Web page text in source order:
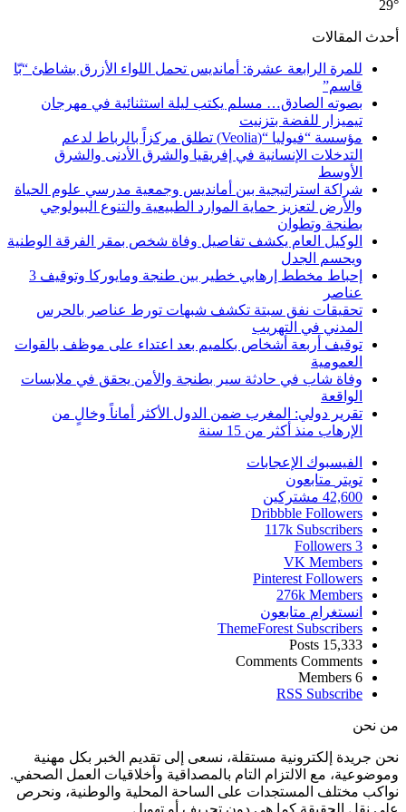
29°
أحدث المقالات
للمرة الرابعة عشرة: أمانديس تحمل اللواء الأزرق بشاطئ “بّا
قاسم”
بصوته الصادق… مسلم يكتب ليلة استثنائية في مهرجان
تيميزار للفضة بتزنيت
مؤسسة “فيوليا “(Veolia) تطلق مركزاً بالرباط لدعم
التدخلات الإنسانية في إفريقيا والشرق الأدنى والشرق
الأوسط
شراكة استراتيجية بين أمانديس وجمعية مدرسي علوم الحياة
والأرض لتعزيز حماية الموارد الطبيعية والتنوع البيولوجي
بطنجة وتطوان
الوكيل العام يكشف تفاصيل وفاة شخص بمقر الفرقة الوطنية
ويحسم الجدل
إحباط مخطط إرهابي خطير بين طنجة ومايوركا وتوقيف 3
عناصر
تحقيقات نفق سبتة تكشف شبهات تورط عناصر بالحرس
المدني في التهريب
توقيف أربعة أشخاص بكلميم بعد اعتداء على موظف بالقوات
العمومية
وفاة شاب في حادثة سير بطنجة والأمن يحقق في ملابسات
الواقعة
تقرير دولي: المغرب ضمن الدول الأكثر أماناً وخالٍ من
الإرهاب منذ أكثر من 15 سنة
الفيسبوك الإعجابات
تويتر متابعون
42,600 مشتركين
Dribbble Followers
117k Subscribers
3
Followers
VK Members
Pinterest Followers
276k Members
انستغرام متابعون
ThemeForest Subscribers
15,333
Posts
Comments Comments
6
Members
RSS Subscribe
من نحن
نحن جريدة إلكترونية مستقلة، نسعى إلى تقديم الخبر بكل مهنية
وموضوعية، مع الالتزام التام بالمصداقية وأخلاقيات العمل الصحفي.
نواكب مختلف المستجدات على الساحة المحلية والوطنية، ونحرص
على نقل الحقيقة كما هي دون تحريف أو تهويل.